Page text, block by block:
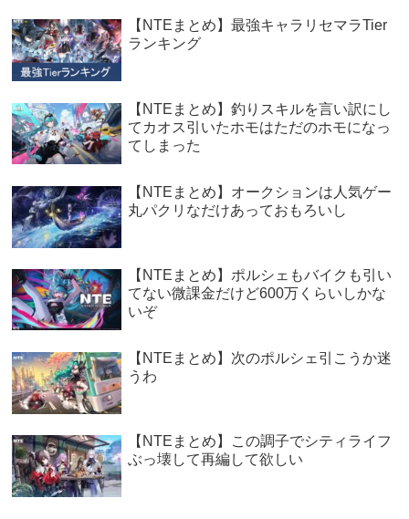
【NTEまとめ】最強キャラリセマラTier
ランキング
【NTEまとめ】釣りスキルを言い訳にし
てカオス引いたホモはただのホモになっ
てしまった
【NTEまとめ】オークションは人気ゲー
丸パクリなだけあっておもろいし
【NTEまとめ】ポルシェもバイクも引い
てない微課金だけど600万くらいしかな
いぞ
【NTEまとめ】次のポルシェ引こうか迷
うわ
【NTEまとめ】この調子でシティライフ
ぶっ壊して再編して欲しい